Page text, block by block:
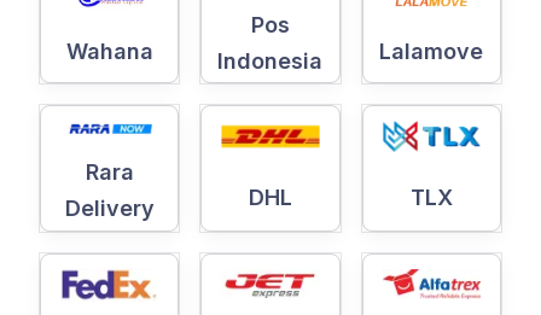
Wahana
Pos
Indonesia
Lalamove
Rara
Delivery
DHL TLX